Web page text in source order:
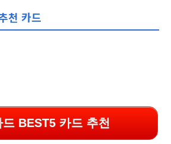
천 카드
드 BEST5 카드 추천